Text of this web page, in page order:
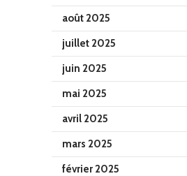
août 2025
juillet 2025
juin 2025
mai 2025
avril 2025
mars 2025
février 2025